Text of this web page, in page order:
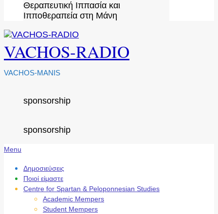
Θεραπευτική Ιππασία και
Ιπποθεραπεία στη Μάνη
VACHOS-RADIO
VACHOS-MANIS
sponsorship
sponsorship
Secondary
Menu
Menu
Δημοσιεύσεις
Ποιοί είμαστε
Centre for Spartan & Peloponnesian Studies
Academic Mempers
Student Mempers